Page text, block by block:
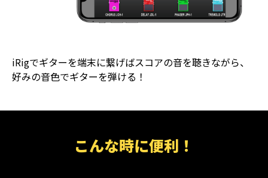
iRigでギターを端末に繋げばスコアの音を聴きながら、
好みの音色でギターを弾ける！
こんな時に便利！